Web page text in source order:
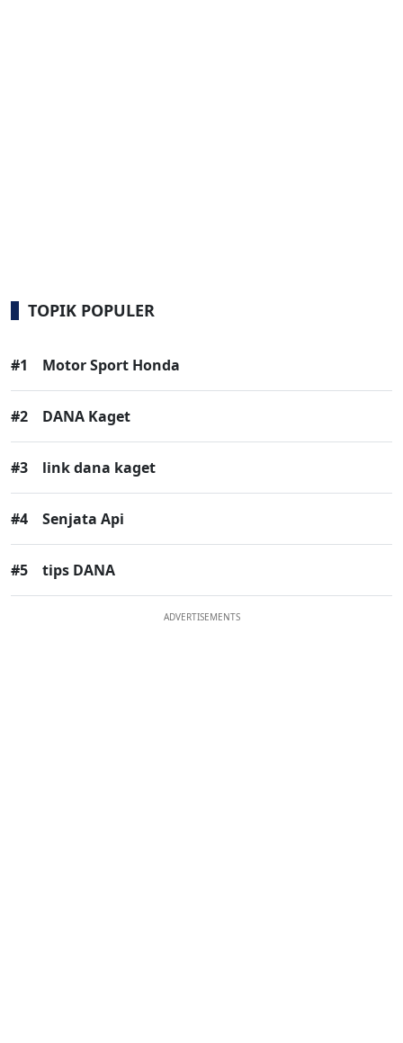
TOPIK POPULER
#1 Motor Sport Honda
#2 DANA Kaget
#3 link dana kaget
#4 Senjata Api
#5 tips DANA
ADVERTISEMENTS